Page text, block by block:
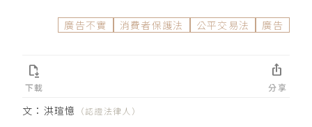
廣告不實 消費者保護法 公平交易法 廣告
文： 洪瑄憶
（認證法律人）
下載

分享
